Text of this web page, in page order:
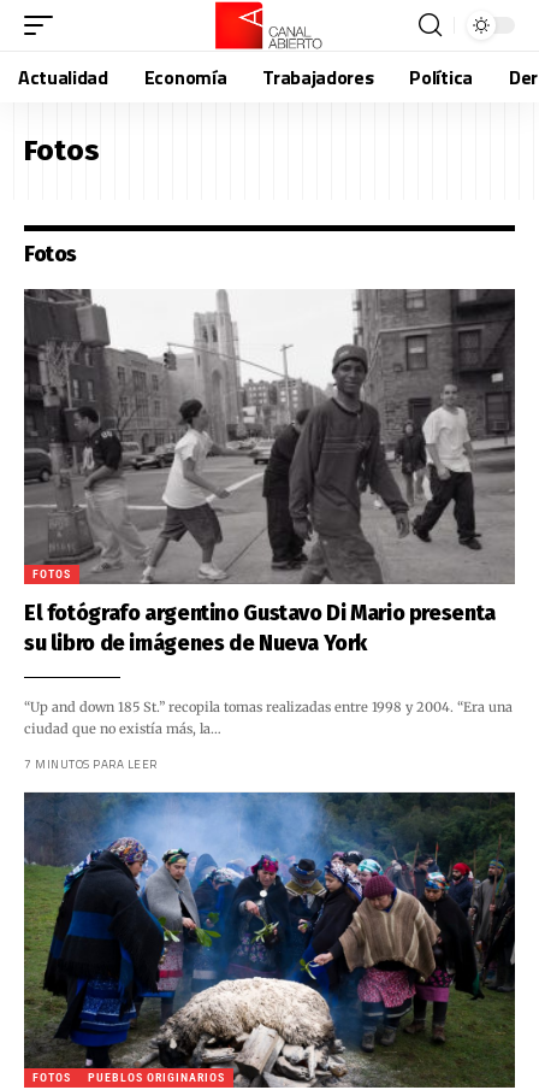
Actualidad Economía Trabajadores Política
Fotos
Fotos
FOTOS
El fotógrafo argentino Gustavo Di Mario presenta
su libro de imágenes de Nueva York
“Up and down 185 St.” recopila tomas realizadas entre 1998 y 2004. “Era una
ciudad que no existía más, la…
7 MINUTOS PARA LEER
FOTOS PUEBLOS ORIGINARIOS